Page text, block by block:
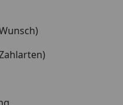
finden
viele Lampen an